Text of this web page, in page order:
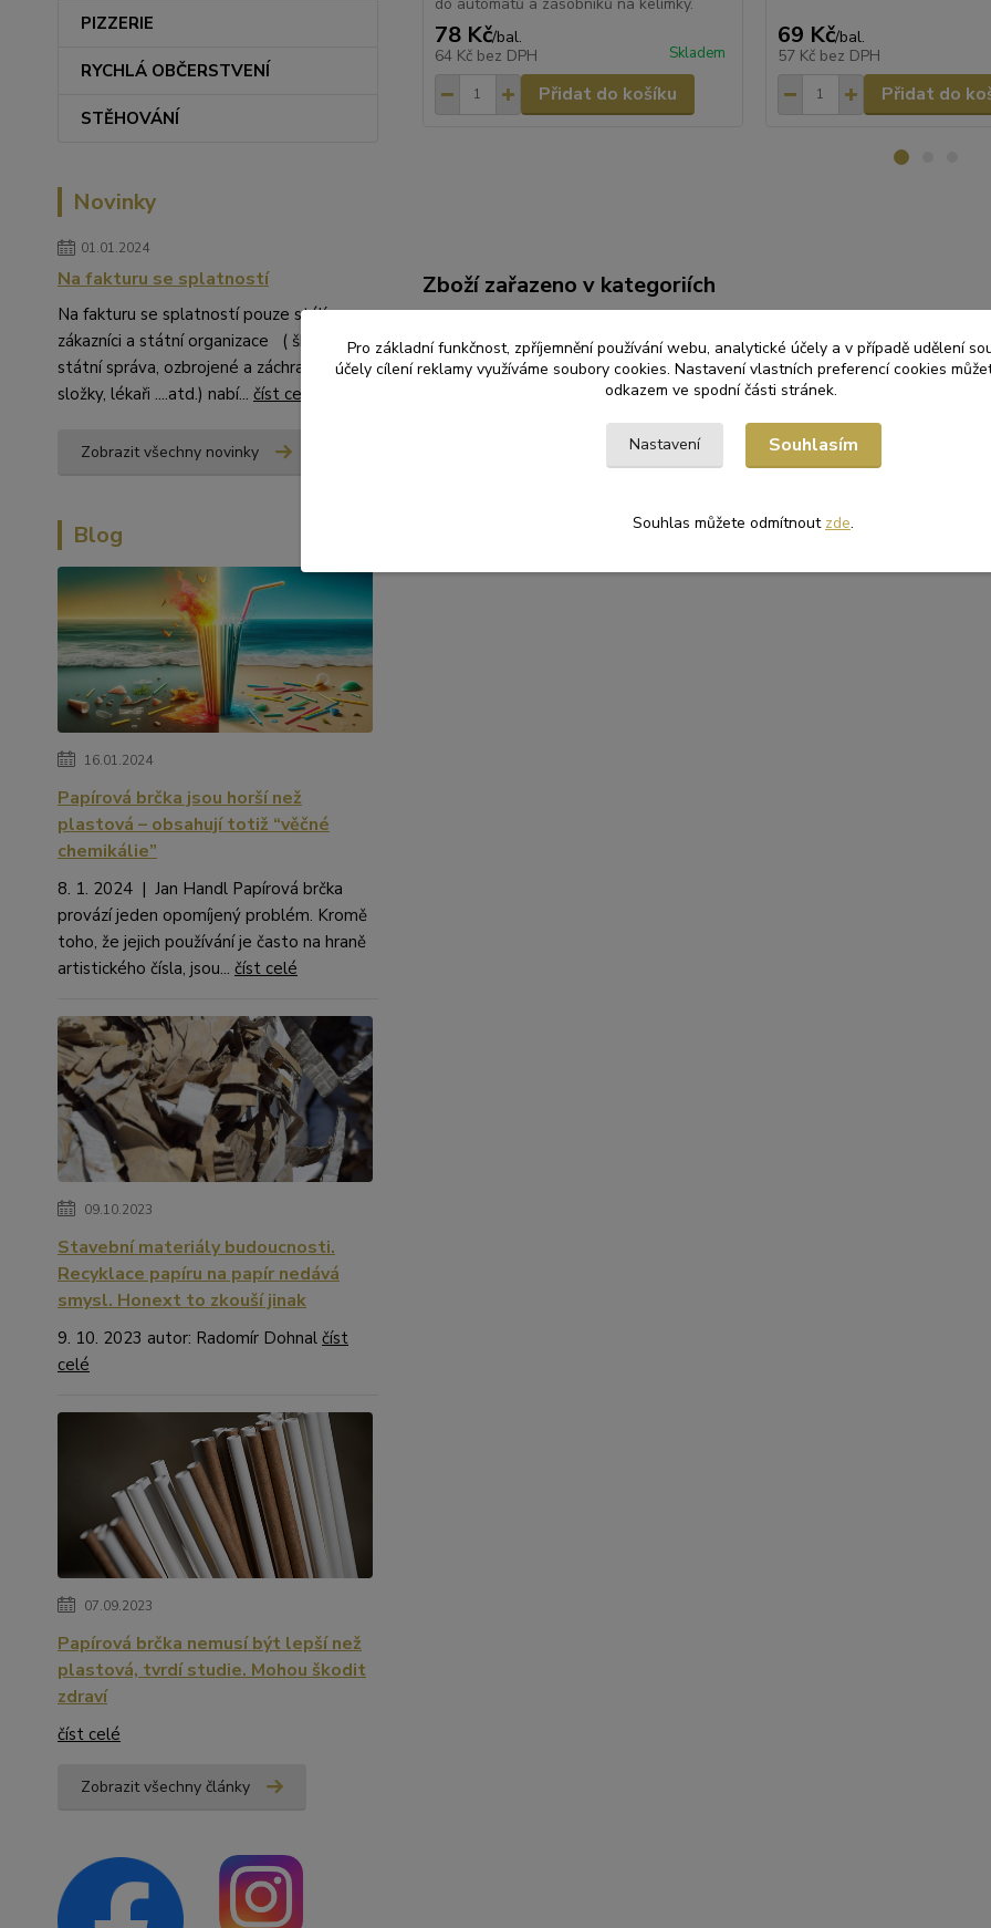
PIZZERIE
RYCHLÁ OBČERSTVENÍ
STĚHOVÁNÍ
Novinky
01.01.2024
Na fakturu se splatností
Na fakturu se splatností pouze stálí
zákazníci a státní organizace ( školství,
státní správa, ozbrojené a záchranné
složky, lékaři ....atd.) nabí... číst celé
Zobrazit všechny novinky
Blog
16.01.2024
Papírová brčka jsou horší než
plastová – obsahují totiž “věčné
chemikálie”
8. 1. 2024 | Jan Handl Papírová brčka
provází jeden opomíjený problém. Kromě
toho, že jejich používání je často na hraně
artistického čísla, jsou... číst celé
09.10.2023
Stavební materiály budoucnosti.
Recyklace papíru na papír nedává
smysl. Honext to zkouší jinak
9. 10. 2023 autor: Radomír Dohnal číst
celé
07.09.2023
Papírová brčka nemusí být lepší než
plastová, tvrdí studie. Mohou škodit
zdraví
číst celé
Zobrazit všechny články
78 Kč/bal.
64 Kč bez DPH Skladem
Přidat do košíku
69 Kč/bal.
57 Kč bez DPH
Přidat do
Zboží zařazeno v kategoriích
Pro základní funkčnost, zpříjemnění používání webu, analytické účely a v případě udělení
účely cílení reklamy využíváme soubory cookies. Nastavení vlastních preferencí cookies
odkazem ve spodní části stránek.
Nastavení Souhlasím
Souhlas můžete odmítnout zde.